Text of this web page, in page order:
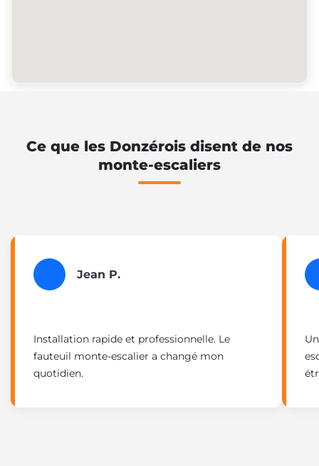
Ce que les Donzérois disent de nos
monte-escaliers
Jean P.
Installation rapide et professionnelle. Le
fauteuil monte-escalier a changé mon
quotidien.